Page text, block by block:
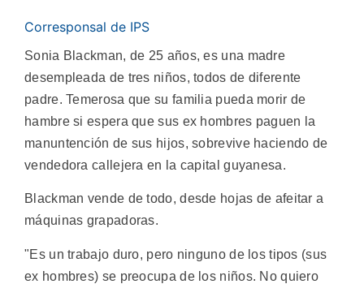
Corresponsal de IPS
Sonia Blackman, de 25 años, es una madre
desempleada de tres niños, todos de diferente
padre. Temerosa que su familia pueda morir de
hambre si espera que sus ex hombres paguen la
manuntención de sus hijos, sobrevive haciendo de
vendedora callejera en la capital guyanesa.
Blackman vende de todo, desde hojas de afeitar a
máquinas grapadoras.
"Es un trabajo duro, pero ninguno de los tipos (sus
ex hombres) se preocupa de los niños. No quiero